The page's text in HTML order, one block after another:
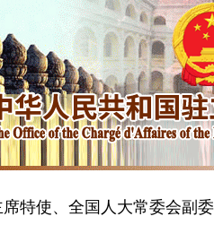
席特使、全国人大常委会副